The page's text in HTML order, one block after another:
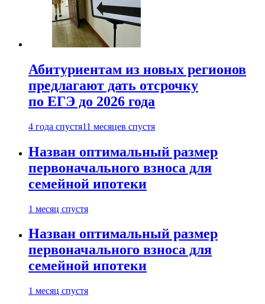
Абитуриентам из новых регионов
предлагают дать отсрочку
по ЕГЭ до 2026 года
4 года спустя11 месяцев спустя
Назван оптимальный размер
первоначального взноса для
семейной ипотеки
1 месяц спустя
Назван оптимальный размер
первоначального взноса для
семейной ипотеки
1 месяц спустя